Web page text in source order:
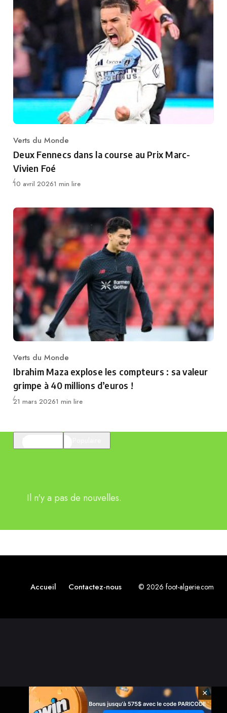
Category
Verts du Monde
Deux Fennecs dans la course au Prix Marc-
Vivien Foé
Publié
10 avril 20261 min lire
Category
Verts du Monde
Ibrahim Maza explose les compteurs : sa valeur
grimpe à 40 millions d’euros !
Publié
21 mars 20261 min lire
Il n'y a pas de nouvelles.
Accueil Contactez-nous © 2026 foot-algerie.com
×